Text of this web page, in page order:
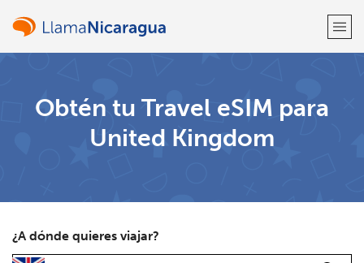
¿Ya tienes una cuenta?Inicia sesión →
Obtén tu Travel eSIM para
United Kingdom
¿A dónde quieres viajar?